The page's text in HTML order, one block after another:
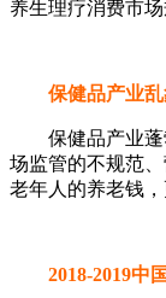
养生理疗消费市场
保健品产业乱
保健品产业蓬
场监管的不规范
老年人的养老钱
2018-2019中国